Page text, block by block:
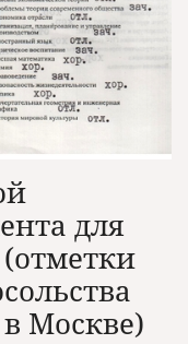
для
Москве)